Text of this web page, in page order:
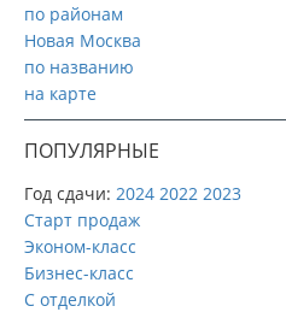
по районам
Новая Москва
по названию
на карте
ПОПУЛЯРНЫЕ
Год сдачи: 2024 2022 2023
Старт продаж
Эконом-класс
Бизнес-класс
С отделкой